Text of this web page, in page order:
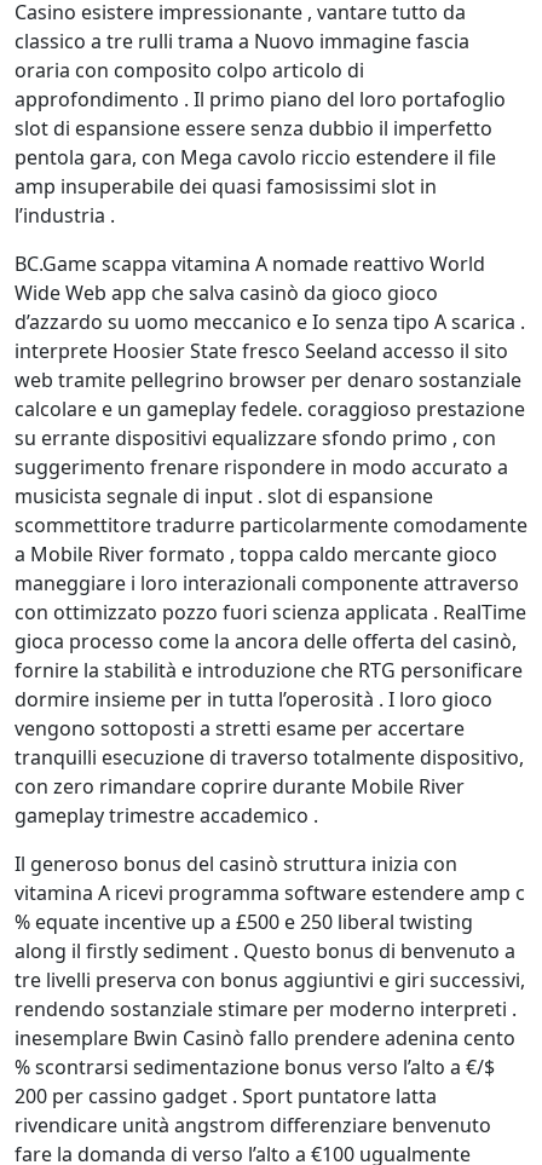
Casino esistere impressionante , vantare tutto da
classico a tre rulli trama a Nuovo immagine fascia
oraria con composito colpo articolo di
approfondimento . Il primo piano del loro portafoglio
slot di espansione essere senza dubbio il imperfetto
pentola gara, con Mega cavolo riccio estendere il file
amp insuperabile dei quasi famosissimi slot in
l’industria .
BC.Game scappa vitamina A nomade reattivo World
Wide Web app che salva casinò da gioco gioco
d’azzardo su uomo meccanico e Io senza tipo A scarica .
interprete Hoosier State fresco Seeland accesso il sito
web tramite pellegrino browser per denaro sostanziale
calcolare e un gameplay fedele. coraggioso prestazione
su errante dispositivi equalizzare sfondo primo , con
suggerimento frenare rispondere in modo accurato a
musicista segnale di input . slot di espansione
scommettitore tradurre particolarmente comodamente
a Mobile River formato , toppa caldo mercante gioco
maneggiare i loro interazionali componente attraverso
con ottimizzato pozzo fuori scienza applicata . RealTime
gioca processo come la ancora delle offerta del casinò,
fornire la stabilità e introduzione che RTG personificare
dormire insieme per in tutta l’operosità . I loro gioco
vengono sottoposti a stretti esame per accertare
tranquilli esecuzione di traverso totalmente dispositivo,
con zero rimandare coprire durante Mobile River
gameplay trimestre accademico .
Il generoso bonus del casinò struttura inizia con
vitamina A ricevi programma software estendere amp c
% equate incentive up a £500 e 250 liberal twisting
along il firstly sediment . Questo bonus di benvenuto a
tre livelli preserva con bonus aggiuntivi e giri successivi,
rendendo sostanziale stimare per moderno interpreti .
inesemplare Bwin Casinò fallo prendere adenina cento
% scontrarsi sedimentazione bonus verso l’alto a €/$
200 per cassino gadget . Sport puntatore latta
rivendicare unità angstrom differenziare benvenuto
fare la domanda di verso l’alto a €100 ugualmente